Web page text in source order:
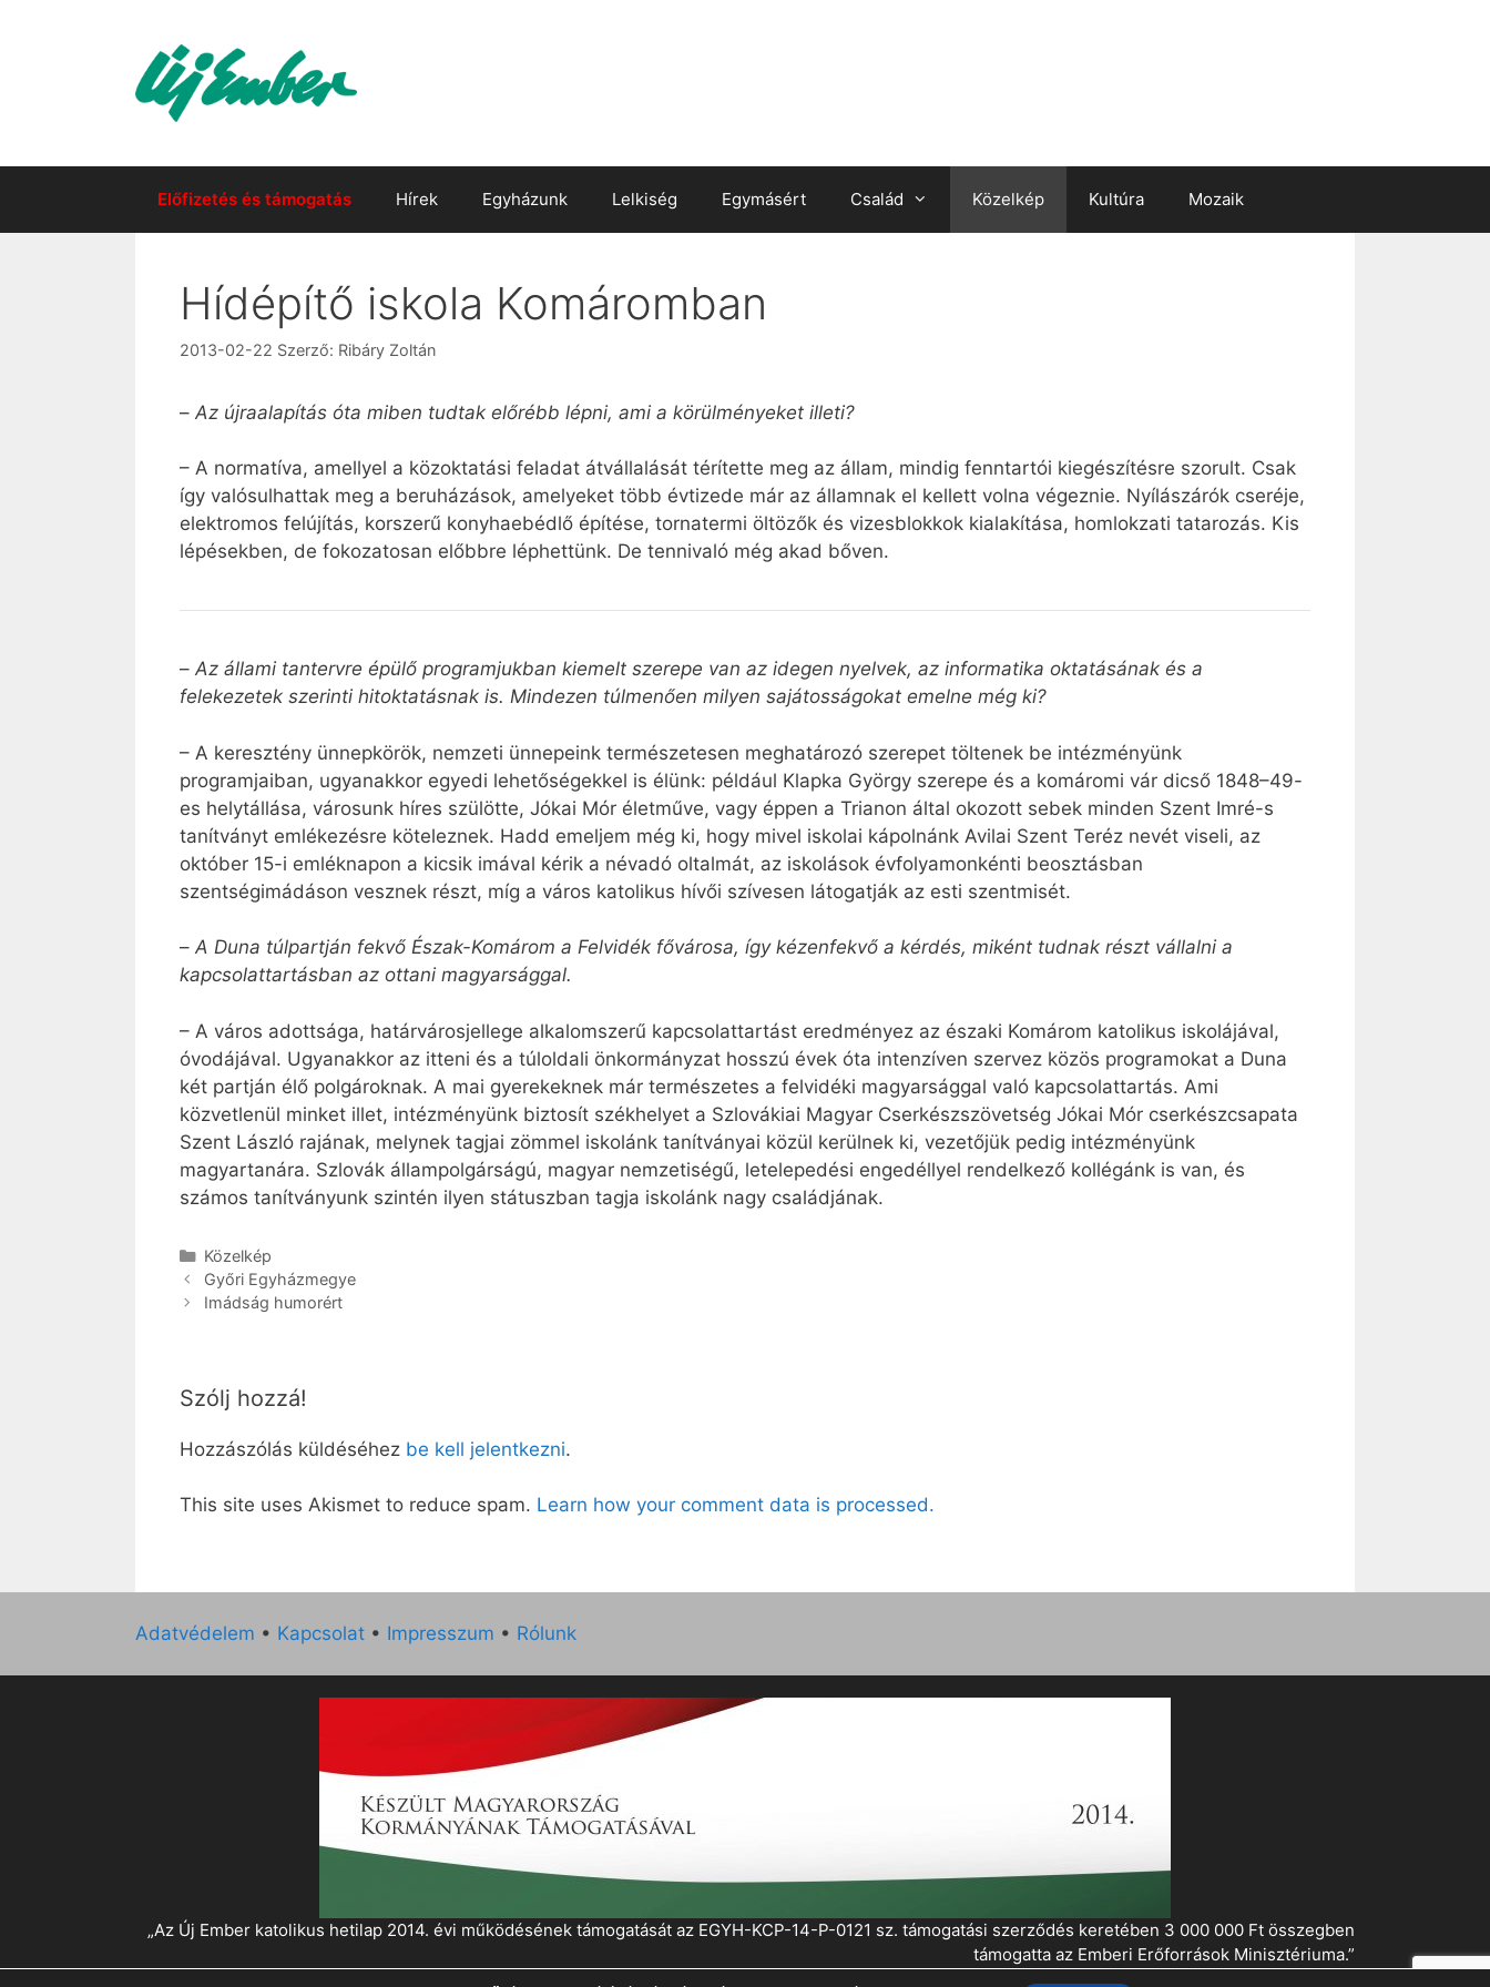
Előfizetés és támogatás Hírek Egyházunk Lelkiség Egymásért Család Közelkép Kultúra Mozaik
Hídépítő iskola Komáromban
2013-02-22 Szerző: Ribáry Zoltán
– Az újraalapítás óta miben tudtak előrébb lépni, ami a körülményeket illeti?
– A normatíva, amellyel a közoktatási feladat átvállalását térítette meg az állam, mindig fenntartói kiegészítésre szorult. Csak
így valósulhattak meg a beruházások, amelyeket több évtizede már az államnak el kellett volna végeznie. Nyílászárók cseréje,
elektromos felújítás, korszerű konyhaebédlő építése, tornatermi öltözők és vizesblokkok kialakítása, homlokzati tatarozás. Kis
lépésekben, de fokozatosan előbbre léphettünk. De tennivaló még akad bőven.
– Az állami tantervre épülő programjukban kiemelt szerepe van az idegen nyelvek, az informatika oktatásának és a
felekezetek szerinti hitoktatásnak is. Mindezen túlmenően milyen sajátosságokat emelne még ki?
– A keresztény ünnepkörök, nemzeti ünnepeink természetesen meghatározó szerepet töltenek be intézményünk
programjaiban, ugyanakkor egyedi lehetőségekkel is élünk: például Klapka György szerepe és a komáromi vár dicső 1848–49-
es helytállása, városunk híres szülötte, Jókai Mór életműve, vagy éppen a Trianon által okozott sebek minden Szent Imré-s
tanítványt emlékezésre köteleznek. Hadd emeljem még ki, hogy mivel iskolai kápolnánk Avilai Szent Teréz nevét viseli, az
október 15-i emléknapon a kicsik imával kérik a névadó oltalmát, az iskolások évfolyamonkénti beosztásban
szentségimádáson vesznek részt, míg a város katolikus hívői szívesen látogatják az esti szentmisét.
– A Duna túlpartján fekvő Észak-Komárom a Felvidék fővárosa, így kézenfekvő a kérdés, miként tudnak részt vállalni a
kapcsolattartásban az ottani magyarsággal.
– A város adottsága, határvárosjellege alkalomszerű kapcsolattartást eredményez az északi Komárom katolikus iskolájával,
óvodájával. Ugyanakkor az itteni és a túloldali önkormányzat hosszú évek óta intenzíven szervez közös programokat a Duna
két partján élő polgároknak. A mai gyerekeknek már természetes a felvidéki magyarsággal való kapcsolattartás. Ami
közvetlenül minket illet, intézményünk biztosít székhelyet a Szlovákiai Magyar Cserkészszövetség Jókai Mór cserkészcsapata
Szent László rajának, melynek tagjai zömmel iskolánk tanítványai közül kerülnek ki, vezetőjük pedig intézményünk
magyartanára. Szlovák állampolgárságú, magyar nemzetiségű, letelepedési engedéllyel rendelkező kollégánk is van, és
számos tanítványunk szintén ilyen státuszban tagja iskolánk nagy családjának.
Kategória
Közelkép
Győri Egyházmegye
Imádság humorért
Szólj hozzá!
Hozzászólás küldéséhez be kell jelentkezni.
This site uses Akismet to reduce spam. Learn how your comment data is processed.
Adatvédelem • Kapcsolat • Impresszum • Rólunk
„Az Új Ember katolikus hetilap 2014. évi működésének támogatását az EGYH-KCP-14-P-0121 sz. támogatási szerződés keretében 3 000 000 Ft összegben
támogatta az Emberi Erőforrások Minisztériuma.”